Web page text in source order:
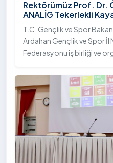
Rektörümüz Prof. Dr.
ANALİG Tekerlekli
Ödül Töreni’ne Katıldı
T.C. Gençlik ve Spor
Ardahan Gençlik ve Spor İl
Federasyonu iş birliği ve
Sezonu Tekerlekli Kayak
Temmuz 2026 tarihlerinde
Yerleşkesi ev sahipliğinde